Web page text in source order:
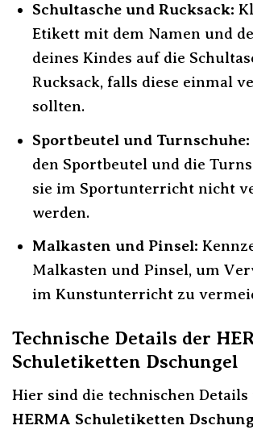
Schultasche und Rucksack:
Etikett mit dem Namen und
deines Kindes auf die
Rucksack, falls diese einmal
sollten.
Sportbeutel und Turnschuhe:
den Sportbeutel und die
sie im Sportunterricht nicht
werden.
Malkasten und Pinsel:
Malkasten und Pinsel, um
im Kunstunterricht zu
Technische Details der
Schuletiketten Dschungel
Hier sind die technischen Details
HERMA Schuletiketten